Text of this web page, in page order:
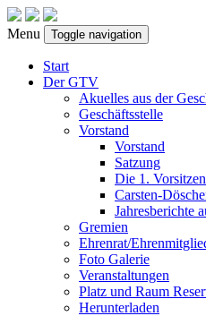
Menu Toggle navigation
Start
Der GTV
Akuelles aus der
Geschäftsstelle
Vorstand
Vorstand
Satzung
Die 1.
Carsten-
Jahresberichte
Gremien
Ehrenrat/
Foto Galerie
Veranstaltungen
Platz und Raum
Herunterladen